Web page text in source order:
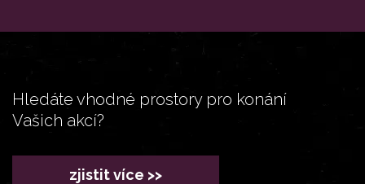
Hledáte vhodné prostory pro konání
Vašich akcí?
zjistit více >>